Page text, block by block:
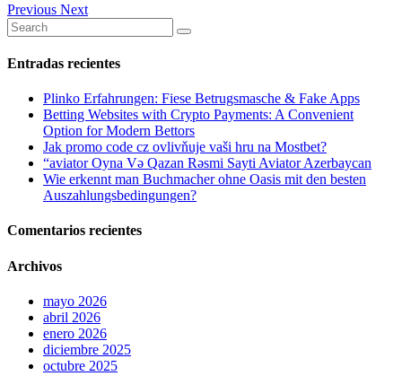
Previous Next
Search
for:
Entradas recientes
Plinko Erfahrungen: Fiese Betrugsmasche & Fake Apps
Betting Websites with Crypto Payments: A Convenient
Option for Modern Bettors
Jak promo code cz ovlivňuje vaši hru na Mostbet?
“aviator Oyna Və Qazan Rəsmi Sayti Aviator Azerbaycan
Wie erkennt man Buchmacher ohne Oasis mit den besten
Auszahlungsbedingungen?
Comentarios recientes
Archivos
mayo 2026
abril 2026
enero 2026
diciembre 2025
octubre 2025